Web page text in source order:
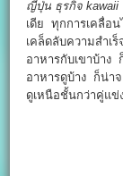
ญี่ปุ่น ธุรกิจ kawaii
เดีย ทุกการเคลื่อ
เคล็ดลับความสำเ
อาหารกับเขาบ้าง
อาหารดูบ้าง ก็น่า
ดูเหนือชั้นกว่าคู่แข่